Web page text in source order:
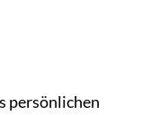
persönlichen